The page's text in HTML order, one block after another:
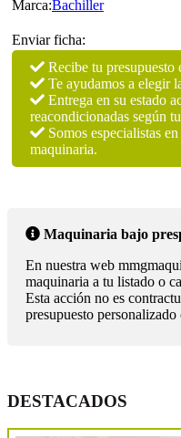
Marca:Bachiller
Enviar ficha:
Recibe tu presupuesto
Te ayudamos a elegir
Entrega en su estado
reacondicionadas según
Somos especialistas
maquinaria.
Maquinaria bajo
En nuestra web
maquinaria a tu listado o
Esta acción no es
presupuesto
DESTACADOS